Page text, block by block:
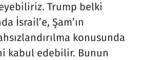
Trump belki
İsrail’e, Şam’ın
konusunda
kabul edebilir. Bunun